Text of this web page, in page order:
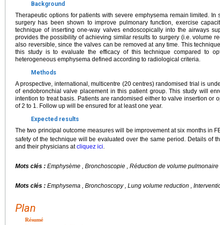
Background
Therapeutic options for patients with severe emphysema remain limited.
surgery has been shown to improve pulmonary function, exercise
technique of inserting one-way valves endoscopically into the airways
provides the possibility of achieving similar results to surgery (i.e. volume
also reversible, since the valves can be removed at any time. This
this study is to evaluate the efficacy of this technique compared to
heterogeneous emphysema defined according to radiological criteria.
Methods
A prospective, international, multicentre (20 centres) randomised trial is
of endobronchial valve placement in this patient group. This study will
intention to treat basis. Patients are randomised either to valve insertion or
of 2 to 1. Follow up will be ensured for at least one year.
Expected results
The two principal outcome measures will be improvement at six months in
safety of the technique will be evaluated over the same period. Details of
and their physicians atcliquez ici.
Mots clés : Emphysème , Bronchoscopie , Réduction de volume
Mots clés : Emphysema , Bronchoscopy , Lung volume reduction ,
Plan
Résumé